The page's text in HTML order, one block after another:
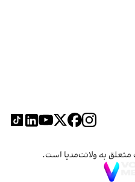
متعلق به ولانت‌مدیا است.